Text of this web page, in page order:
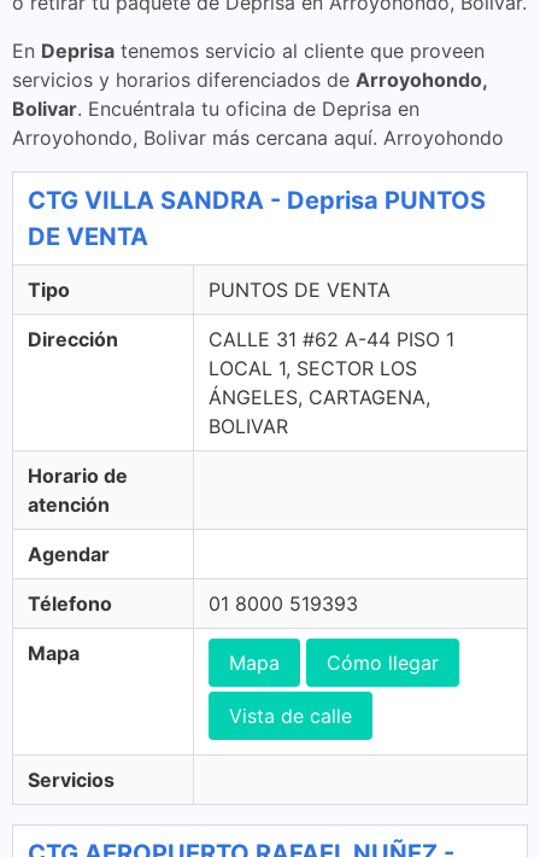
En Deprisa tenemos servicio al cliente que proveen
servicios y horarios diferenciados de Arroyohondo,
Bolivar. Encuéntrala tu oficina de Deprisa en
Arroyohondo, Bolivar más cercana aquí. Arroyohondo
CTG VILLA SANDRA - Deprisa PUNTOS
DE VENTA
Tipo PUNTOS DE VENTA
Dirección
CALLE 31 #62 A-44 PISO 1
LOCAL 1, SECTOR LOS
ÁNGELES, CARTAGENA,
BOLIVAR
Horario de
atención
Agendar
Télefono 01 8000 519393
Mapa Mapa Cómo llegar
Vista de calle
Servicios